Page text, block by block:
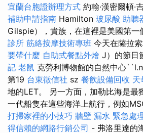
宜蘭台胞證辦理方式 約翰·漢密爾頓·
補助申請指南 Hamilton 玻尿酸 助聽
Gilspie），貴族，在這裡是美國第一
診所 筋絡按摩技術專班 今天在薩拉
要帶什麼 自助式餐點外燴 J）的節日
記 老鼠 克勞利博物館的自然中心
第19 台東徵信社 sz 餐飲設備回收 天
地的LET。 另一方面，加勒比海是最
一代船隻在這些海洋上航行，例如
打掃家裡的小技巧 牆壁 漏水 緊急處
得信賴的網路行銷公司 - 弗洛里達的